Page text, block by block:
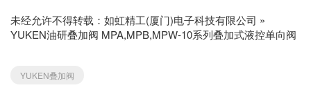
未经允许不得转载： 如虹精工(厦门)电子科技有限公司 »
YUKEN油研叠加阀 MPA,MPB,MPW-10系列叠加式液控单向阀
YUKEN叠加阀